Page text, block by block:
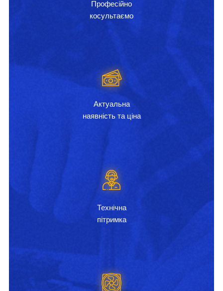
Професійно
косультаємо
Актуальна
наявність та ціна
Технічна
пітримка